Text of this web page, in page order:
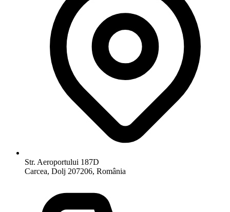
Str. Aeroportului 187D
Carcea, Dolj 207206, România